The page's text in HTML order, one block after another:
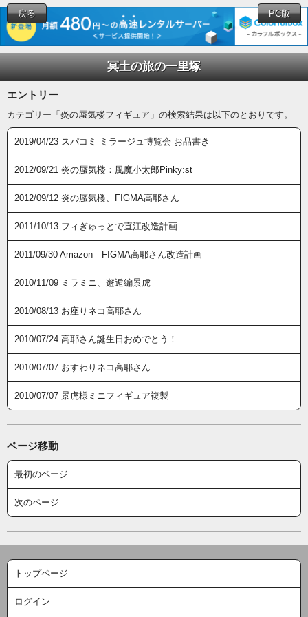
冥土の旅の一里塚
戻る PC版
エントリー
カテゴリー「炎の蜃気楼フィギュア」の検索結果は以下のとおりです。
2019/04/23 スパコミ ミラージュ博覧会 お品書き
2012/09/21 炎の蜃気楼：風魔小太郎Pinky:st
2012/09/12 炎の蜃気楼、FIGMA高耶さん
2011/10/13 フィぎゅっとで直江改造計画
2011/09/30 Amazon FIGMA高耶さん改造計画
2010/11/09 ミラミニ、邂逅編景虎
2010/08/13 お座りネコ高耶さん
2010/07/24 高耶さん誕生日おめでとう！
2010/07/07 おすわりネコ高耶さん
2010/07/07 景虎様ミニフィギュア複製
ページ移動
最初のページ
次のページ
トップページ
ログイン